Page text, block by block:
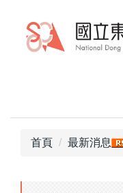
首頁 最新消息